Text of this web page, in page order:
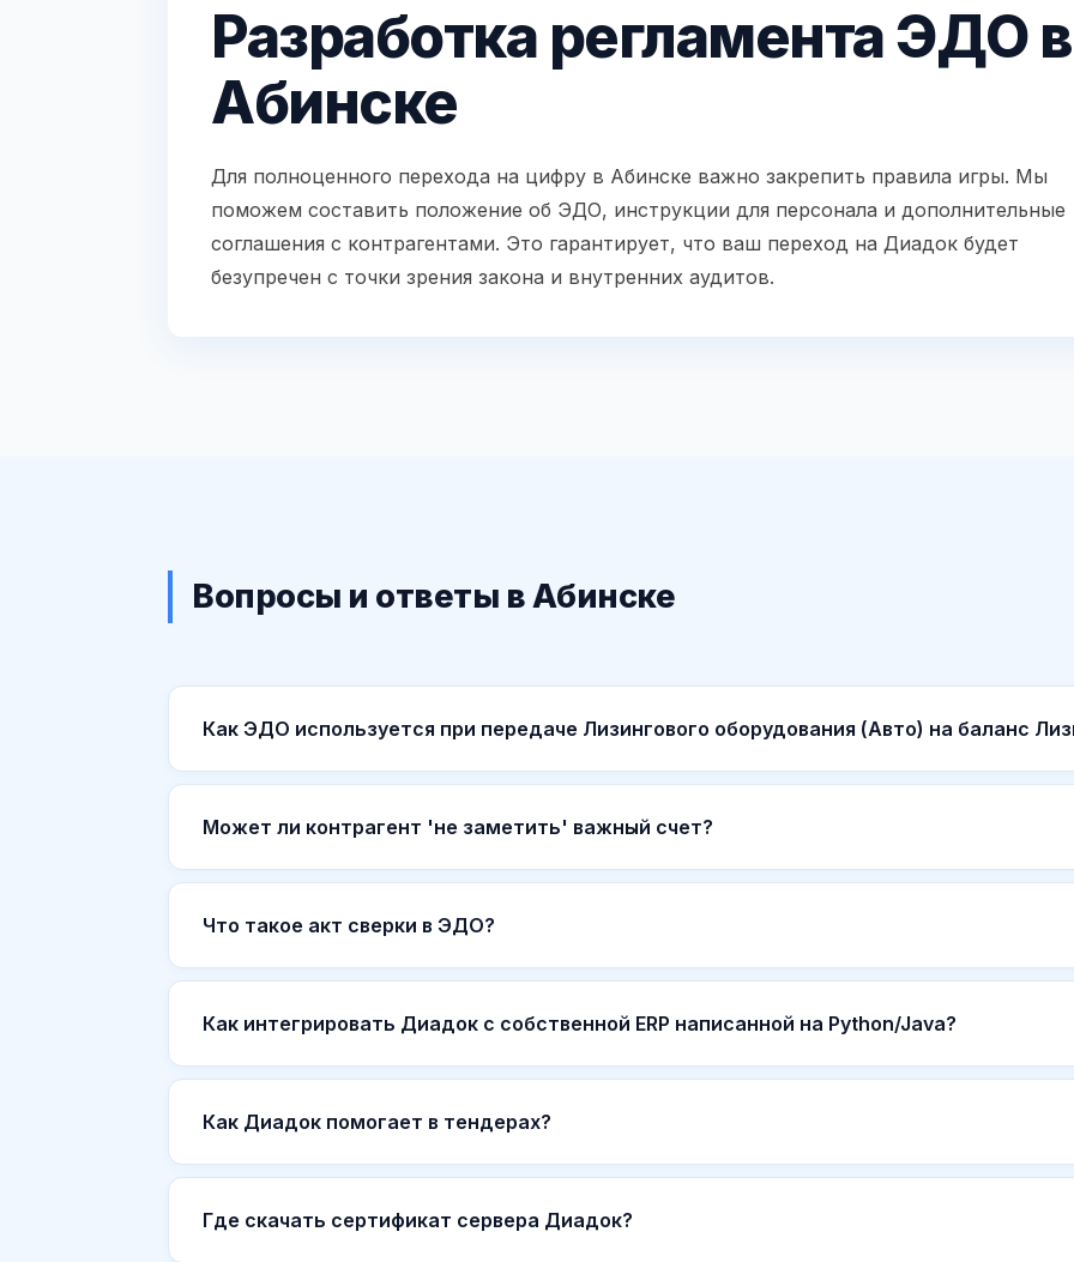
Разработка регламента ЭДО в
Абинске
Для полноценного перехода на цифру в Абинске важно закрепить правила игры. Мы
поможем составить положение об ЭДО, инструкции для персонала и дополнительные
соглашения с контрагентами. Это гарантирует, что ваш переход на Диадок будет
безупречен с точки зрения закона и внутренних аудитов.
Вопросы и ответы в Абинске
Как ЭДО используется при передаче Лизингового оборудования (Авто) на баланс
Может ли контрагент 'не заметить' важный счет?
Что такое акт сверки в ЭДО?
Как интегрировать Диадок с собственной ERP написанной на Python/Java?
Как Диадок помогает в тендерах?
Где скачать сертификат сервера Диадок?